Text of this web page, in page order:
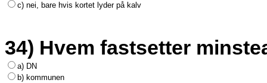
c) nei, bare hvis kortet lyder på kalv
34) Hvem fastsetter
a) DN
b) kommunen